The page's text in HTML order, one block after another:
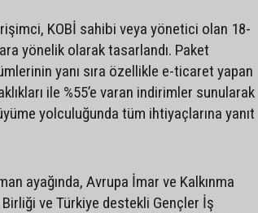
KOBİ sahibi veya yönetici olan 18-
yönelik olarak tasarlandı. Paket
yanı sıra özellikle e-ticaret yapan
ile %55’e varan indirimler sunularak
yolculuğunda tüm ihtiyaçlarına yanıt
ayağında, Avrupa İmar ve Kalkınma
ve Türkiye destekli Gençler İş